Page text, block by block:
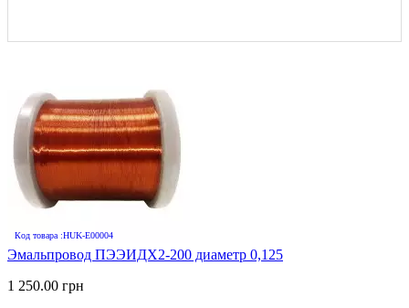
Код товара :HUK-E00004
Эмальпровод ПЭЭИДХ2-200 диаметр 0,125
1 250.00 грн